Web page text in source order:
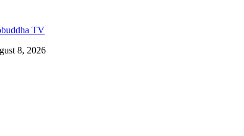
TV
8, 2026